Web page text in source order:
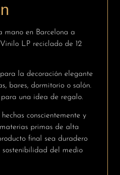
mano en Barcelona a
LP reciclado de 12
la decoración elegante
bares, dormitorio o salón.
una idea de regalo.
conscientemente y
primas de alta
final sea duradero
del medio